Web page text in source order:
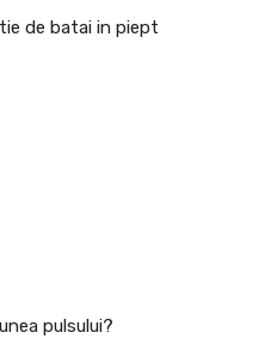
de batai in piept
pulsului?